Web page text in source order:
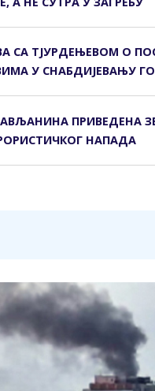
СА ТЈУРДЕЊЕВОМ О
У СНАБДИЈЕВАЊУ
ПРИВЕДЕНА
НАПАДА